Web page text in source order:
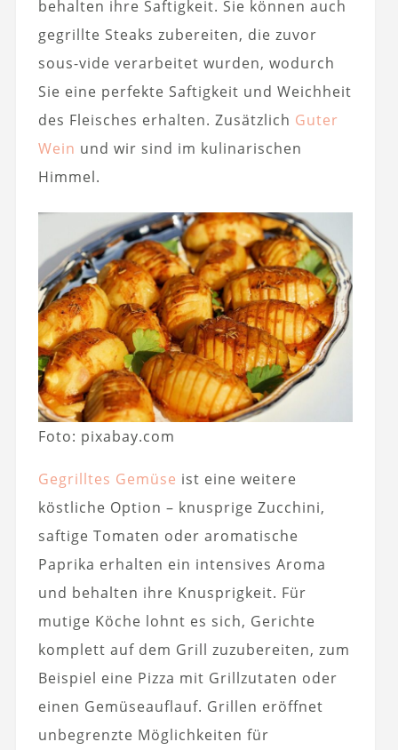
behalten ihre Saftigkeit. Sie können auch
gegrillte Steaks zubereiten, die zuvor
sous-vide verarbeitet wurden, wodurch
Sie eine perfekte Saftigkeit und Weichheit
des Fleisches erhalten. Zusätzlich Guter
Wein und wir sind im kulinarischen
Himmel.
Foto: pixabay.com
Gegrilltes Gemüse ist eine weitere
köstliche Option – knusprige Zucchini,
saftige Tomaten oder aromatische
Paprika erhalten ein intensives Aroma
und behalten ihre Knusprigkeit. Für
mutige Köche lohnt es sich, Gerichte
komplett auf dem Grill zuzubereiten, zum
Beispiel eine Pizza mit Grillzutaten oder
einen Gemüseauflauf. Grillen eröffnet
unbegrenzte Möglichkeiten für